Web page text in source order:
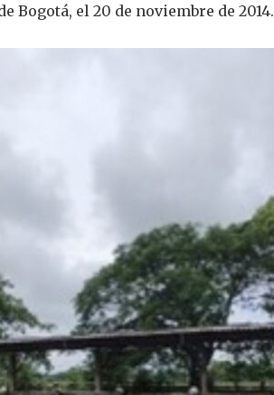
Bogotá, el 20 de noviembre de 2014.